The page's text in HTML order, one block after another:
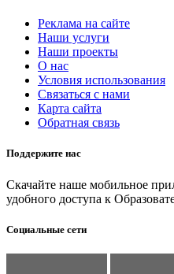
Реклама на сайте
Наши услуги
Наши проекты
О нас
Условия использования
Связаться с нами
Карта сайта
Обратная связь
Поддержите нас
Скачайте наше мобильное
удобного доступа к
Социальные сети